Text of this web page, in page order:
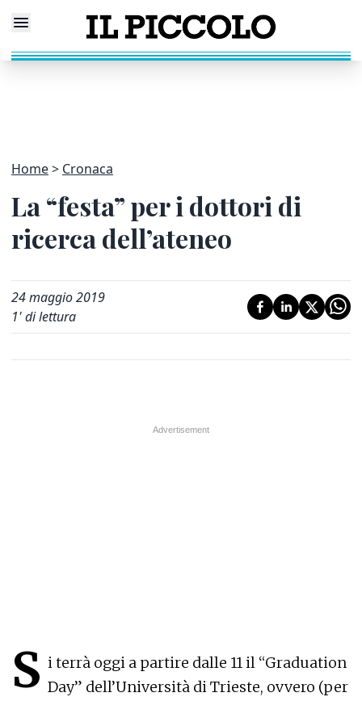
Home Cronaca
La “festa” per i dottori di
ricerca dell’ateneo
24 maggio 2019
1' di lettura
S i terrà oggi a partire dalle 11 il “Graduation
Day” dell’Università di Trieste, ovvero (per